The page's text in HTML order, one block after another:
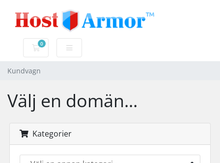
0
Kundvagn
Kundvagn
Välj en domän...
Kategorier